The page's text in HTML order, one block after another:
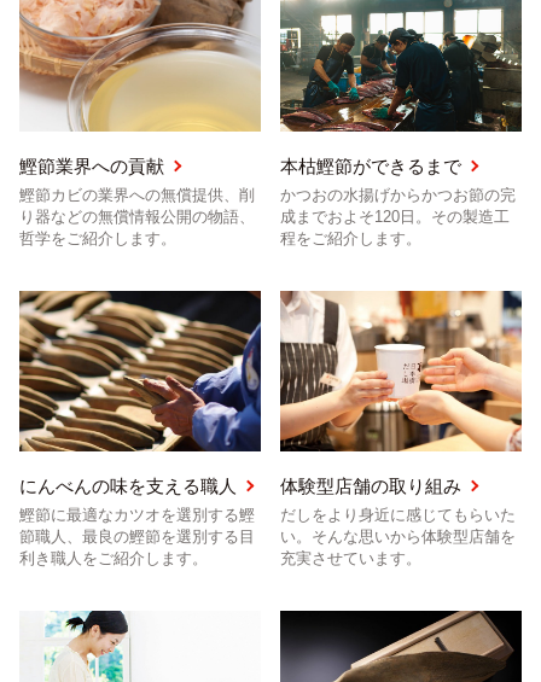
鰹節業界への貢献
鰹節カビの業界への無償提供、削
り器などの無償情報公開の物語、
哲学をご紹介します。
本枯鰹節ができるまで
かつおの水揚げからかつお節の完
成までおよそ120日。その製造工
程をご紹介します。
にんべんの味を支える職人
鰹節に最適なカツオを選別する鰹
節職人、最良の鰹節を選別する目
利き職人をご紹介します。
体験型店舗の取り組み
だしをより身近に感じてもらいた
い。そんな思いから体験型店舗を
充実させています。